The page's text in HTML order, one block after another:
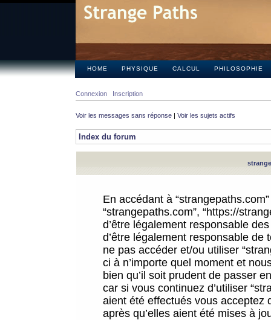
HOME PHYSIQUE CALCUL PHILOSOPHIE
Connexion Inscription
Voir les messages sans réponse | Voir les sujets actifs
Index du forum
En accédant à
“strangepaths.com”, “https://
d’être légalement responsable
d’être légalement responsable
ne pas accéder et/ou utiliser
ci à n’importe quel moment et
bien qu’il soit prudent de passer
car si vous continuez d’utiliser
aient été effectués vous acceptez
après qu’elles aient été mises à